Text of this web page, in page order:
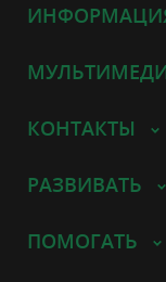
КОНТАКТЫ
РАЗВИВАТЬ
ПОМОГАТЬ